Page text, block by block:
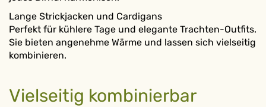
Lange Strickjacken und Cardigans
Perfekt für kühlere Tage und elegante Trachten-Outfits.
Sie bieten angenehme Wärme und lassen sich vielseitig
kombinieren.
Vielseitig kombinierbar